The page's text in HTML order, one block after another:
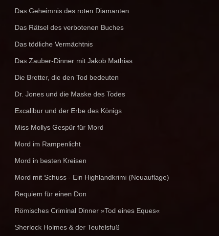
Das Geheimnis des roten Diamanten
Das Rätsel des verbotenen Buches
Das tödliche Vermächtnis
Das Zauber-Dinner mit Jakob Mathias
Die Bretter, die den Tod bedeuten
Dr. Jones und die Maske des Todes
Excalibur und der Erbe des Königs
Miss Mollys Gespür für Mord
Mord im Rampenlicht
Mord in besten Kreisen
Mord mit Schuss - Ein Highlandkrimi (Neuauflage)
Requiem für einen Don
Römisches Criminal Dinner »Tod eines Eques«
Sherlock Holmes & der Teufelsfuß